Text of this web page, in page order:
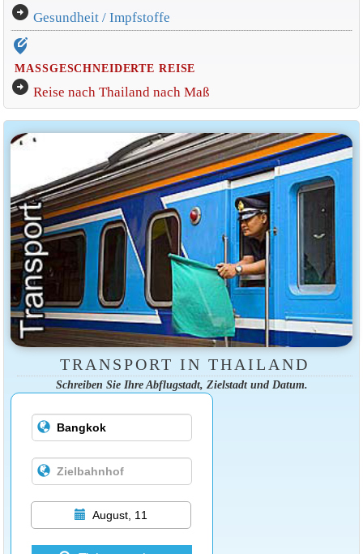
arrow_circle_right Gesundheit / Impfstoffe
edit_location_alt
MASSGESCHNEIDERTE REISE
arrow_circle_right Reise nach Thailand nach Maß
TRANSPORT IN THAILAND
Schreiben Sie Ihre Abflugstadt, Zielstadt und Datum.
August, 11